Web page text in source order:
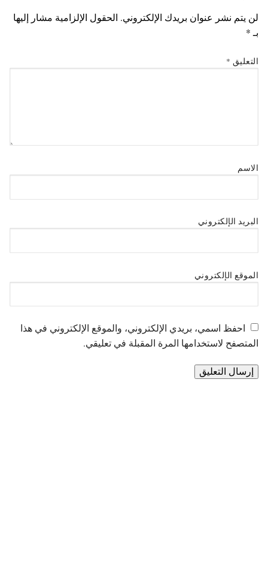
لن يتم نشر عنوان بريدك الإلكتروني. الحقول الإلزامية مشار إليها
بـ *
التعليق *
الاسم
البريد الإلكتروني
الموقع الإلكتروني
احفظ اسمي، بريدي الإلكتروني، والموقع الإلكتروني في هذا
المتصفح لاستخدامها المرة المقبلة في تعليقي.